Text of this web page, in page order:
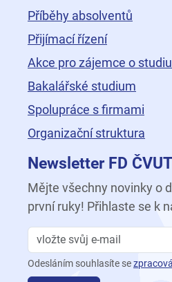
Příběhy absolventů
Přijímací řízení
Akce pro zájemce o
Bakalářské studium
Spolupráce s firmami
Organizační struktura
Newsletter FD ČVUT
Mějte všechny novinky o
první ruky! Přihlaste se k
Odesláním souhlasíte se